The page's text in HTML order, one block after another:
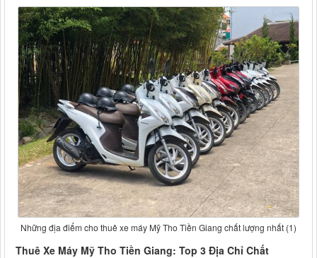
Những địa điểm cho thuê xe máy Mỹ Tho Tiền Giang chất lượng nhất (1)
Thuê Xe Máy Mỹ Tho Tiền Giang: Top 3 Địa Chỉ Chất